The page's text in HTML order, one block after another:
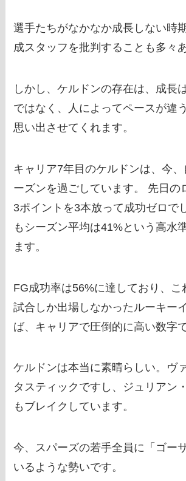
選手たちがなかなか成長しない時
成スタッフを批判することも多々
しかし、ケルドンの存在は、成長
ではなく、人によってペースが違
思い出させてくれます。
キャリア7年目のケルドンは、今
ーズンを過ごしています。 先日の
3ポイントを3本放って成功ゼロで
もシーズン平均は41%という高水
ます。
FG成功率は56%に達しており、こ
試合しか出場しなかったルーキー
ば、キャリアで圧倒的に高い数字で
ケルドンは本当に素晴らしい。ヴ
タスティックですし、ジュリアン
もブレイクしています。
今、スパーズの若手全員に「ゴー
いるような勢いです。